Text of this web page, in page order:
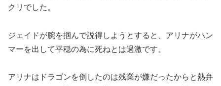
クリでした。
ジェイドが腕を掴んで説得しようとすると、アリナがハン
マーを出して平穏の為に死ねとは過激です。
アリナはドラゴンを倒したのは残業が嫌だったからと熱弁